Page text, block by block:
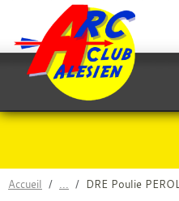
Accueil DRE Poulie
Panneau de gestion des cookies